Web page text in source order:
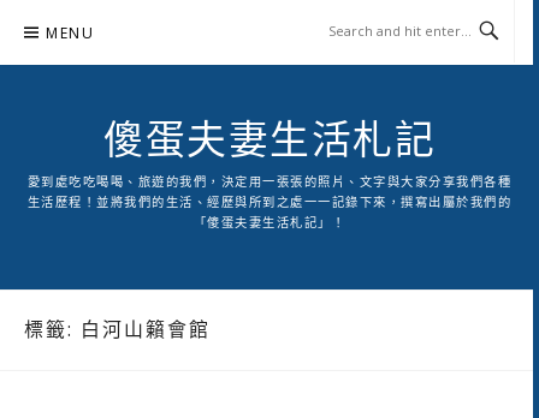
content
MENU
傻蛋夫妻生活札記
愛到處吃吃喝喝、旅遊的我們，決定用一張張的照片、文字與大家分享我們各種
生活歷程！並將我們的生活、經歷與所到之處一一記錄下來，撰寫出屬於我們的
「傻蛋夫妻生活札記」！
標籤: 白河山籟會館